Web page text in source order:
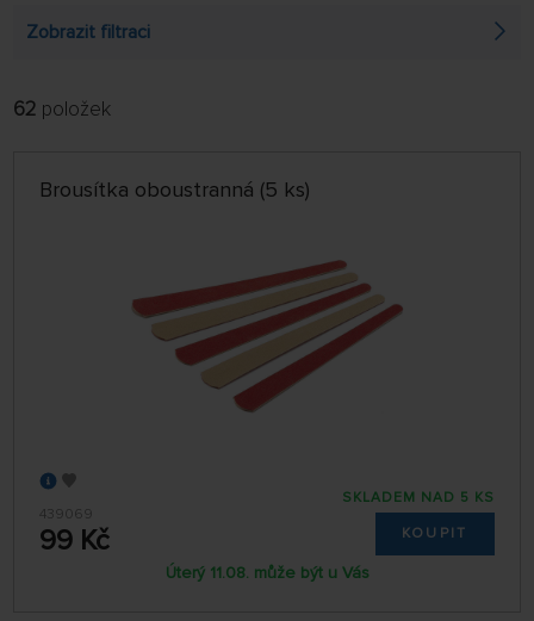
Zobrazit filtraci
FILTROVAT:
64 NA STRÁNCE
62 položek
Brousítka oboustranná (5 ks)
439069
99 Kč
SKLADEM NAD 5 KS
KOUPIT
Úterý 11.08. může být u Vás